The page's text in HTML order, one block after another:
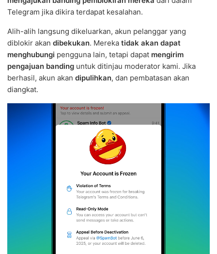
Telegram jika dikira terdapat kesalahan.
Alih-alih langsung dikeluarkan, akun pelanggar yang
diblokir akan dibekukan. Mereka tidak akan dapat
menghubungi pengguna lain, tetapi dapat mengirim
pengajuan banding untuk ditinjau moderator kami. Jika
berhasil, akun akan dipulihkan, dan pembatasan akan
diangkat.